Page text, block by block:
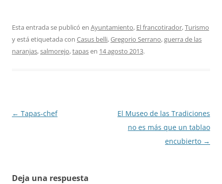
Esta entrada se publicó en Ayuntamiento, El francotirador,Turismo
y está etiquetada con Casus belli,Gregorio Serrano,guerra de las
naranjas,salmorejo,tapasen 14 agosto 2013.
Navegación
← Tapas-chef
El Museo de las Tradiciones
no es más que un tablao
encubierto →
Deja una respuesta